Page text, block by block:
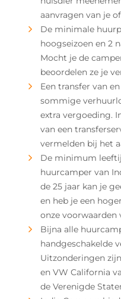
aanvragen van je
De minimale
hoogseizoen en 2
Mocht je de
beoordelen ze je
Een transfer van
sommige
extra vergoeding.
van een
vermelden bij het
De minimum
huurcamper van
de 25 jaar kan je
en heb je een
onze voorwaarden
Bijna alle
handgeschakelde
Uitzonderingen
en VW California
de Verenigde